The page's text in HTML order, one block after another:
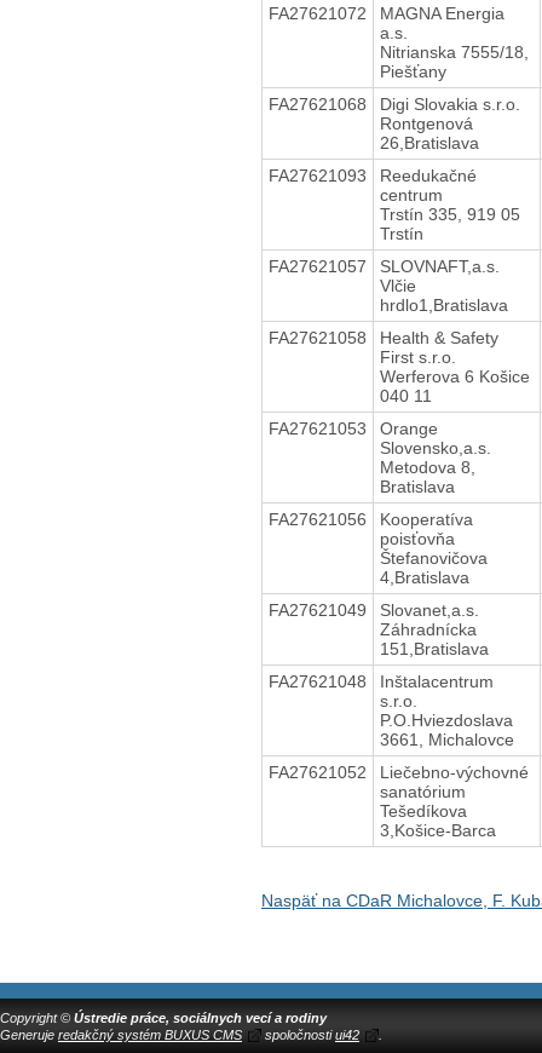
FA27621072
MAGNA Energia
a.s.
Nitrianska 7555/18,
Piešťany
FA27621068
Digi Slovakia s.r.o.
Rontgenová
26,Bratislava
FA27621093
Reedukačné
centrum
Trstín 335, 919 05
Trstín
FA27621057
SLOVNAFT,a.s.
Vlčie
hrdlo1,Bratislava
FA27621058
Health & Safety
First s.r.o.
Werferova 6 Košice
040 11
FA27621053
Orange
Slovensko,a.s.
Metodova 8,
Bratislava
FA27621056
Kooperatíva
poisťovňa
Štefanovičova
4,Bratislava
FA27621049
Slovanet,a.s.
Záhradnícka
151,Bratislava
FA27621048
Inštalacentrum
s.r.o.
P.O.Hviezdoslava
3661, Michalovce
FA27621052
Liečebno-výchovné
sanatórium
Tešedíkova
3,Košice-Barca
Naspäť na CDaR Michalovce, F.
Copyright © Ústredie práce, sociálnych vecí a rodiny
Generuje redakčný systém BUXUS CMS spoločnostiui42